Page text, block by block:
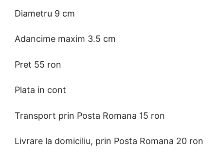
Diametru 9 cm
Adancime maxim 3.5 cm
Pret 55 ron
Plata in cont
Transport prin Posta Romana 15 ron
Livrare la domiciliu, prin Posta Romana 20 ron